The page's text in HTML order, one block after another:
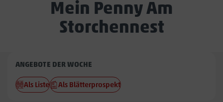
Mein Penny Am
Storchennest
Penny
Am
Storchennest
ANGEBOTE DER WOCHE
Als Liste Als Blätterprospekt